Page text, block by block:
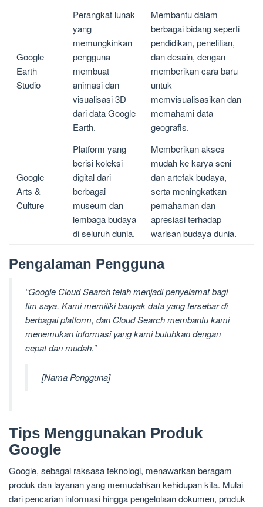
Google
Earth
Studio
Perangkat lunak
yang
memungkinkan
pengguna
membuat
animasi dan
visualisasi 3D
dari data Google
Earth.
Membantu dalam
berbagai bidang seperti
pendidikan, penelitian,
dan desain, dengan
memberikan cara baru
untuk
memvisualisasikan dan
memahami data
geografis.
Google
Arts &
Culture
Platform yang
berisi koleksi
digital dari
berbagai
museum dan
lembaga budaya
di seluruh dunia.
Memberikan akses
mudah ke karya seni
dan artefak budaya,
serta meningkatkan
pemahaman dan
apresiasi terhadap
warisan budaya dunia.
Pengalaman Pengguna
“Google Cloud Search telah menjadi penyelamat bagi
tim saya. Kami memiliki banyak data yang tersebar di
berbagai platform, dan Cloud Search membantu kami
menemukan informasi yang kami butuhkan dengan
cepat dan mudah.”
[Nama Pengguna]
Tips Menggunakan Produk
Google
Google, sebagai raksasa teknologi, menawarkan beragam
produk dan layanan yang memudahkan kehidupan kita. Mulai
dari pencarian informasi hingga pengelolaan dokumen, produk